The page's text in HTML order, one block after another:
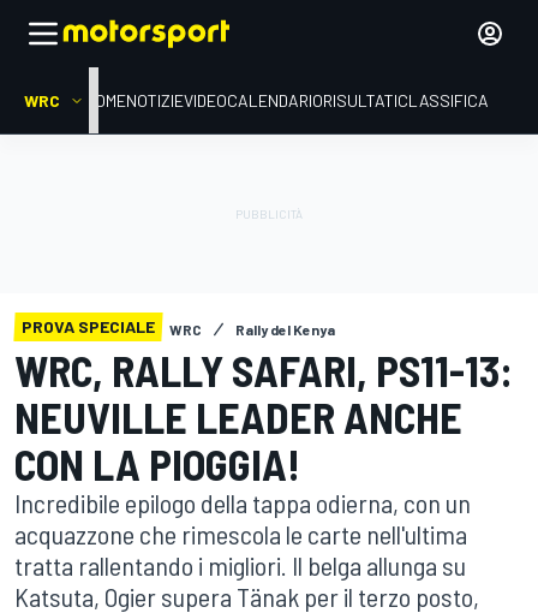
WRC HOMENOTIZIEVIDEOCALENDARIORISULTATICLASSIFICA
PROVA SPECIALE WRC Rally del Kenya
WRC, RALLY SAFARI, PS11-13:
NEUVILLE LEADER ANCHE
CON LA PIOGGIA!
Incredibile epilogo della tappa odierna, con un
acquazzone che rimescola le carte nell'ultima
tratta rallentando i migliori. Il belga allunga su
Katsuta, Ogier supera Tänak per il terzo posto,